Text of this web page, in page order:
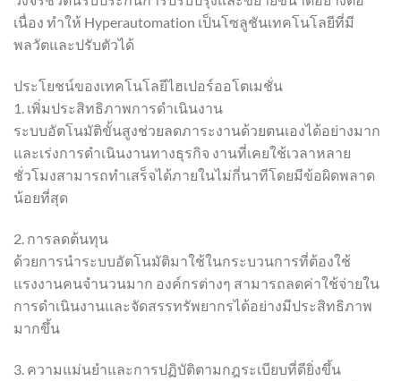
เนื่อง ทำให้ Hyperautomation เป็นโซลูชันเทคโนโลยีที่มี
พลวัตและปรับตัวได้
ประโยชน์ของเทคโนโลยีไฮเปอร์ออโตเมชั่น
1. เพิ่มประสิทธิภาพการดำเนินงาน
ระบบอัตโนมัติขั้นสูงช่วยลดภาระงานด้วยตนเองได้อย่างมาก
และเร่งการดำเนินงานทางธุรกิจ งานที่เคยใช้เวลาหลาย
ชั่วโมงสามารถทำเสร็จได้ภายในไม่กี่นาทีโดยมีข้อผิดพลาด
น้อยที่สุด
2. การลดต้นทุน
ด้วยการนำระบบอัตโนมัติมาใช้ในกระบวนการที่ต้องใช้
แรงงานคนจำนวนมาก องค์กรต่างๆ สามารถลดค่าใช้จ่ายใน
การดำเนินงานและจัดสรรทรัพยากรได้อย่างมีประสิทธิภาพ
มากขึ้น
3. ความแม่นยำและการปฏิบัติตามกฎระเบียบที่ดียิ่งขึ้น